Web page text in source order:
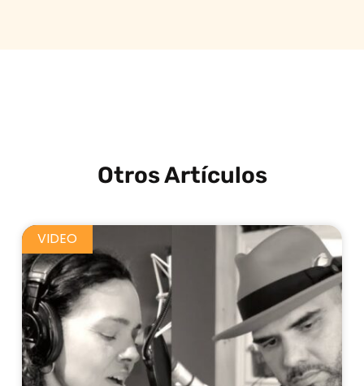
Otros Artículos
VIDEO